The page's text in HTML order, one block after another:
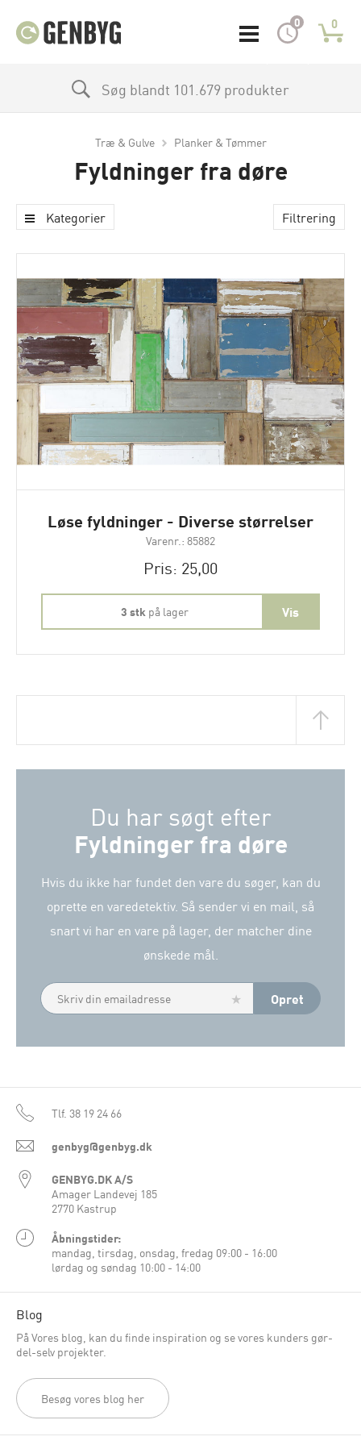
0 0
Søg blandt 101.679 produkter
Træ & Gulve Planker & Tømmer
Fyldninger fra døre
Kategorier Filtrering
Løse fyldninger - Diverse størrelser
Varenr.: 85882
Pris: 25,00
3 stk på lager
Du har søgt efter
Fyldninger fra døre
Hvis du ikke har fundet den vare du søger, kan du
oprette en varedetektiv. Så sender vi en mail, så
snart vi har en vare på lager, der matcher dine
ønskede mål.
Tlf. 38 19 24 66
genbyg@genbyg.dk
GENBYG.DK A/S
Amager Landevej 185
2770 Kastrup
Åbningstider:
mandag, tirsdag, onsdag, fredag 09:00 - 16:00
lørdag og søndag 10:00 - 14:00
Blog
På Vores blog, kan du finde inspiration og se vores kunders gør-
del-selv projekter.
Besøg vores blog her